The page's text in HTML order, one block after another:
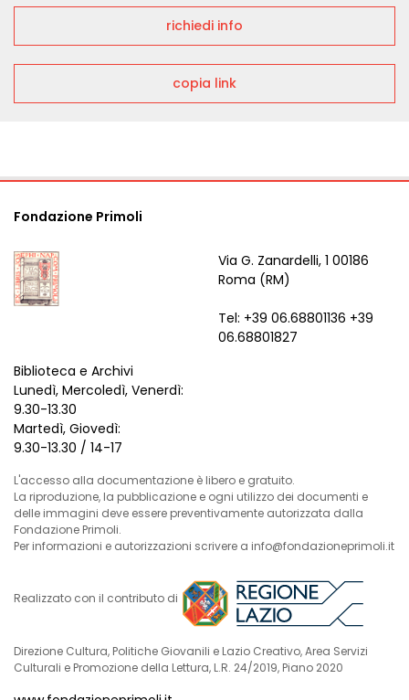
richiedi info
copia link
Fondazione Primoli
Via G. Zanardelli, 1 00186
Roma (RM)
Tel: +39 06.68801136 +39
06.68801827
Biblioteca e Archivi
Lunedì, Mercoledì, Venerdì:
9.30-13.30
Martedì, Giovedì:
9.30-13.30 / 14-17
L'accesso alla documentazione è libero e gratuito.
La riproduzione, la pubblicazione e ogni utilizzo dei documenti e
delle immagini deve essere preventivamente autorizzata dalla
Fondazione Primoli.
Per informazioni e autorizzazioni scrivere a info@fondazioneprimoli.it
Realizzato con il contributo di
Direzione Cultura, Politiche Giovanili e Lazio Creativo, Area Servizi
Culturali e Promozione della Lettura, L.R. 24/2019, Piano 2020